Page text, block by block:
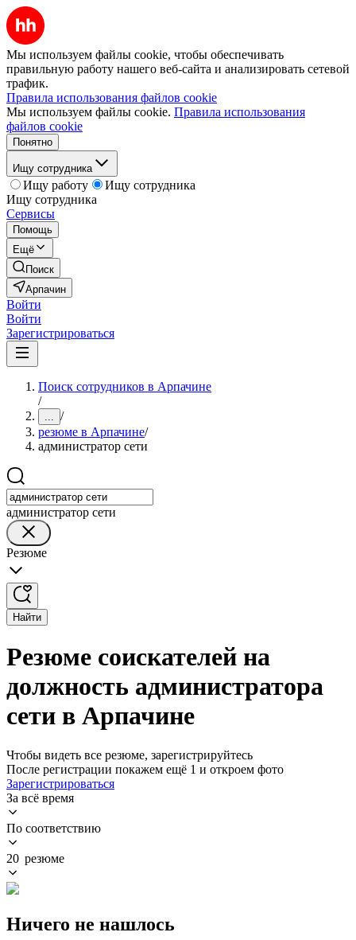
Мы используем файлы cookie, чтобы обеспечивать
правильную работу нашего веб-сайта и анализировать сетевой
трафик.
Правила использования файлов cookie
Мы используем файлы cookie. Правила использования
файлов cookie
Понятно
Ищу сотрудника
Ищу работу
Ищу сотрудника
Ищу сотрудника
Сервисы
Помощь
Ещё
Поиск
Арпачин
Войти
Войти
Зарегистрироваться
Поиск сотрудников в Арпачине
/
... /
резюме в Арпачине/
администратор сети
администратор сети
Резюме
Найти
Резюме соискателей на
должность администратора
сети в Арпачине
Чтобы видеть все резюме, зарегистрируйтесь
После регистрации покажем ещё 1 и откроем фото
Зарегистрироваться
За всё время
По соответствию
20 резюме
Ничего не нашлось